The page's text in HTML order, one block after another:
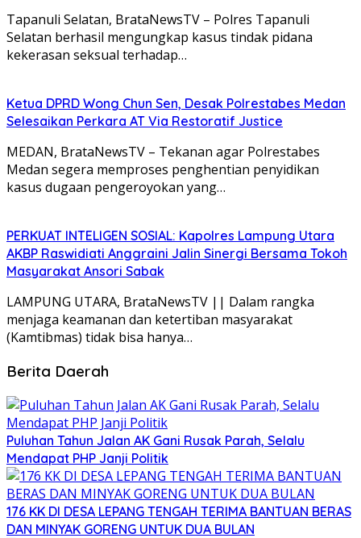
Tapanuli Selatan, BrataNewsTV – Polres Tapanuli
Selatan berhasil mengungkap kasus tindak pidana
kekerasan seksual terhadap…
Ketua DPRD Wong Chun Sen, Desak Polrestabes Medan
Selesaikan Perkara AT Via Restoratif Justice
MEDAN, BrataNewsTV – Tekanan agar Polrestabes
Medan segera memproses penghentian penyidikan
kasus dugaan pengeroyokan yang…
PERKUAT INTELIGEN SOSIAL: Kapolres Lampung Utara
AKBP Raswidiati Anggraini Jalin Sinergi Bersama Tokoh
Masyarakat Ansori Sabak
LAMPUNG UTARA, BrataNewsTV || Dalam rangka
menjaga keamanan dan ketertiban masyarakat
(Kamtibmas) tidak bisa hanya…
Berita Daerah
Puluhan Tahun Jalan AK Gani Rusak Parah, Selalu
Mendapat PHP Janji Politik
176 KK DI DESA LEPANG TENGAH TERIMA BANTUAN BERAS
DAN MINYAK GORENG UNTUK DUA BULAN